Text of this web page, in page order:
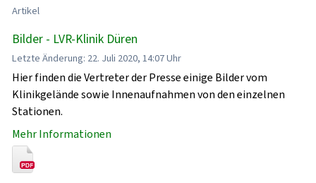
Artikel
Bilder - LVR-Klinik Düren
Letzte Änderung: 22. Juli 2020, 14:07 Uhr
Hier finden die Vertreter der Presse einige Bilder vom
Klinikgelände sowie Innenaufnahmen von den einzelnen
Stationen.
Mehr Informationen